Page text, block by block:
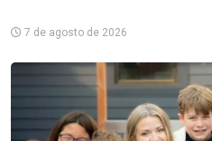
7 de agosto de 2026